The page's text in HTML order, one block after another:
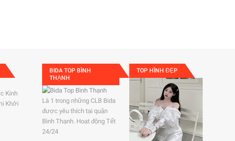
Kinh
Khởi
BIDA TOP BÌNH
THẠNH
Là 1 trong những CLB Bida
được yêu thích tại quận
Bình Thạnh. Hoạt động Tết
24/24
TOP HÌNH ĐẸP